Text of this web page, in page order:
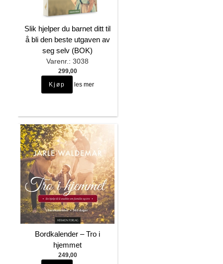
Slik hjelper du barnet ditt til
å bli den beste utgaven av
seg selv (BOK)
Varenr.: 3038
299,00
les mer
Bordkalender – Tro i
hjemmet
249,00